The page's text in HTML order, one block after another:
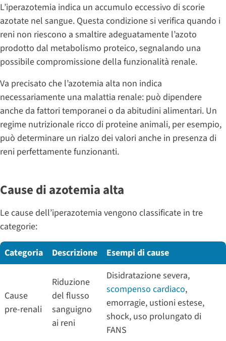
L’iperazotemia indica un accumulo eccessivo di scorie
azotate nel sangue. Questa condizione si verifica quando i
reni non riescono a smaltire adeguatamente l’azoto
prodotto dal metabolismo proteico, segnalando una
possibile compromissione della funzionalità renale.
Va precisato che l’azotemia alta non indica
necessariamente una malattia renale: può dipendere
anche da fattori temporanei o da abitudini alimentari. Un
regime nutrizionale ricco di proteine animali, per esempio,
può determinare un rialzo dei valori anche in presenza di
reni perfettamente funzionanti.
Cause di azotemia alta
Le cause dell’iperazotemia vengono classificate in tre
categorie:
Categoria Descrizione Esempi di cause
Cause
pre-renali
Riduzione
del flusso
sanguigno
ai reni
Disidratazione severa,
scompenso cardiaco,
emorragie, ustioni estese,
shock, uso prolungato di
FANS